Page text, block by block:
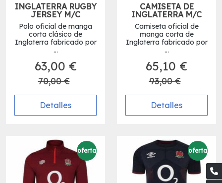
INGLATERRA RUGBY
JERSEY M/C
Polo oficial de manga
corta clásico de
Inglaterra fabricado por
...
63,00 €
70,00 €
Detalles
CAMISETA DE
INGLATERRA M/C
Camiseta oficial de
manga corta de
Inglaterra fabricado por
...
65,10 €
93,00 €
Detalles
oferta oferta